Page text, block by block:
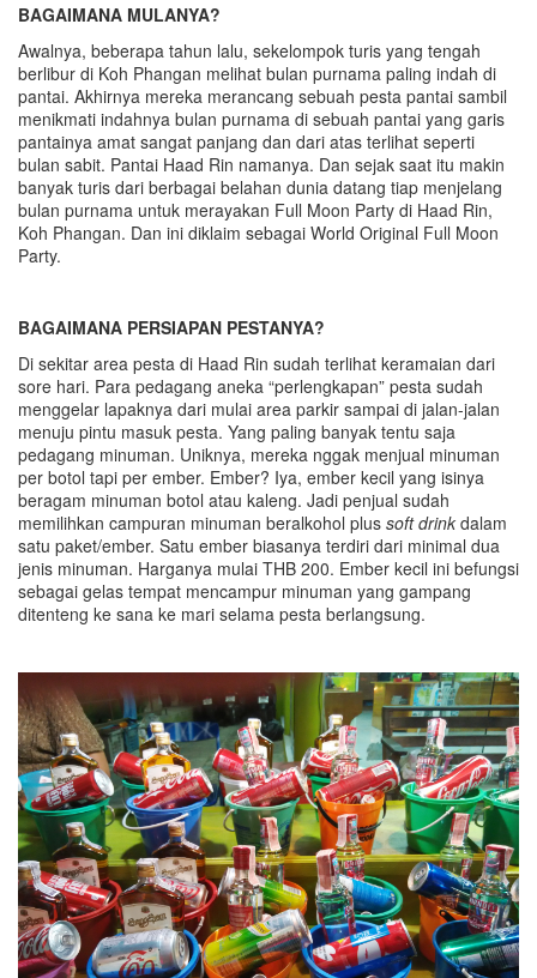
BAGAIMANA MULANYA?
Awalnya, beberapa tahun lalu, sekelompok turis yang tengah
berlibur di Koh Phangan melihat bulan purnama paling indah di
pantai. Akhirnya mereka merancang sebuah pesta pantai sambil
menikmati indahnya bulan purnama di sebuah pantai yang garis
pantainya amat sangat panjang dan dari atas terlihat seperti
bulan sabit. Pantai Haad Rin namanya. Dan sejak saat itu makin
banyak turis dari berbagai belahan dunia datang tiap menjelang
bulan purnama untuk merayakan Full Moon Party di Haad Rin,
Koh Phangan. Dan ini diklaim sebagai World Original Full Moon
Party.
BAGAIMANA PERSIAPAN PESTANYA?
Di sekitar area pesta di Haad Rin sudah terlihat keramaian dari
sore hari. Para pedagang aneka “perlengkapan” pesta sudah
menggelar lapaknya dari mulai area parkir sampai di jalan-jalan
menuju pintu masuk pesta. Yang paling banyak tentu saja
pedagang minuman. Uniknya, mereka nggak menjual minuman
per botol tapi per ember. Ember? Iya, ember kecil yang isinya
beragam minuman botol atau kaleng. Jadi penjual sudah
memilihkan campuran minuman beralkohol plus soft drink dalam
satu paket/ember. Satu ember biasanya terdiri dari minimal dua
jenis minuman. Harganya mulai THB 200. Ember kecil ini befungsi
sebagai gelas tempat mencampur minuman yang gampang
ditenteng ke sana ke mari selama pesta berlangsung.